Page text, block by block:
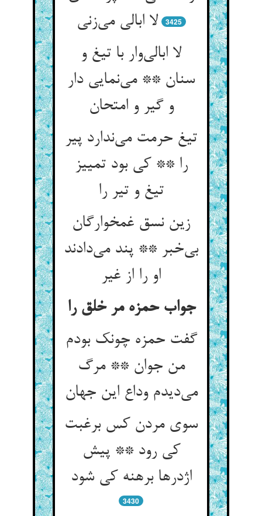
لا ابالی می‌زنی
3425
لا ابالی‌وار با تیغ و
سنان ** می‌نمایی دار
و گیر و امتحان
تیغ حرمت می‌ندارد پیر
را ** کی بود تمییز
تیغ و تیر را
زین نسق غمخوارگان
بی‌خبر ** پند می‌دادند
او را از غیر
جواب حمزه مر خلق را
گفت حمزه چونک بودم
من جوان ** مرگ
می‌دیدم وداع این جهان
سوی مردن کس برغبت
کی رود ** پیش
اژدرها برهنه کی شود
3430